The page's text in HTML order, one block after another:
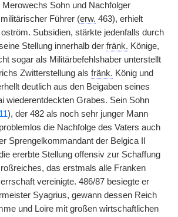
Merowechs Sohn und Nachfolger
Führer (erw. 463), erhielt
Subsidien, stärkte jedenfalls durch
Stellung innerhalb der fränk. Könige,
sogar als Militärbefehlshaber unterstellt
Zwitterstellung als fränk. König und
deutlich aus den Beigaben seines
wiederentdeckten Grabes. Sein Sohn
), der 482 als noch sehr junger Mann
die Nachfolge des Vaters auch
Sprengelkommandant der Belgica II
ererbte Stellung offensiv zur Schaffung
das erstmals alle Franken
vereinigte. 486/87 besiegte er
Syagrius, gewann dessen Reich
und Loire mit großen wirtschaftlichen